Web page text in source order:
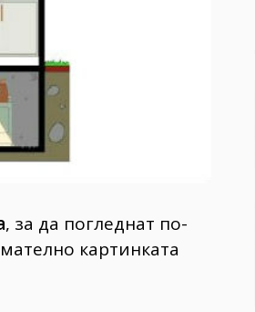
, за да погледнат по-
картинката